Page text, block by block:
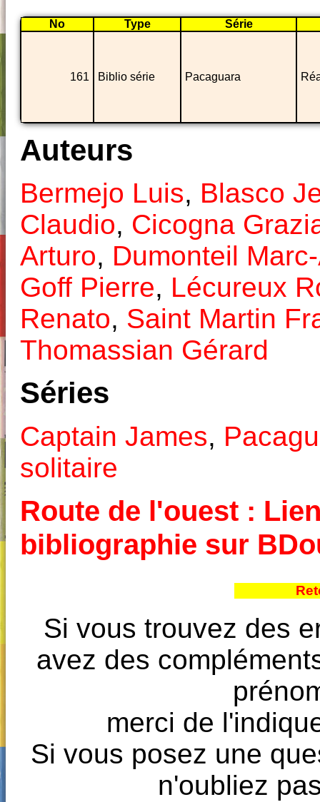
No Type Série
161 Biblio série Pacaguara
Auteurs
Bermejo Luis, Blasco
Claudio, Cicogna
Arturo, Dumonteil
Goff Pierre, Lécureux
Renato, Saint Martin
Thomassian Gérard
Séries
Captain James,
solitaire
Route de l'ouest :
bibliographie sur
Si vous trouvez des
avez des
merci de
Si vous posez une
n'oubliez